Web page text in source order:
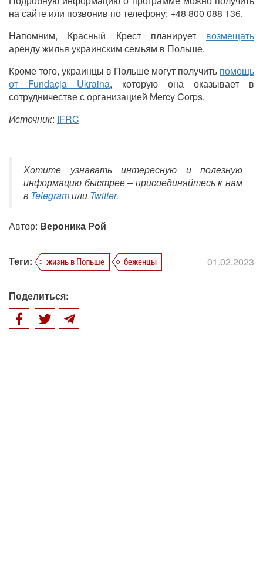
на сайте или позвонив по телефону: +48 800 088 136.
Напомним, Красный Крест планирует возмещать
аренду жилья украинским семьям в Польше.
Кроме того, украинцы в Польше могут получить помощь
от Fundacja Ukraina, которую она оказывает в
сотрудничестве с организацией Mercy Corps.
Источник: IFRC
Хотите узнавать интересную и полезную
информацию быстрее – присоединяйтесь к нам
в Telegramили Twitter.
Автор: Вероника Рой
Теги: жизнь в Польше беженцы 01.02.2023
Поделиться: